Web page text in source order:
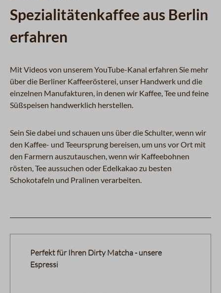
Spezialitätenkaffee aus Berlin
erfahren
Mit Videos von unserem YouTube-Kanal erfahren Sie mehr
über die Berliner Kaffeerösterei, unser Handwerk und die
einzelnen Manufakturen, in denen wir Kaffee, Tee und feine
Süßspeisen handwerklich herstellen.
Sein Sie dabei und schauen uns über die Schulter, wenn wir
den Kaffee- und Teeursprung bereisen, um uns vor Ort mit
den Farmern auszutauschen, wenn wir Kaffeebohnen
rösten, Tee aussuchen oder Edelkakao zu besten
Schokotafeln und Pralinen verarbeiten.
Produktgalerie überspringen
Perfekt für Ihren Dirty Matcha - unsere
Espressi